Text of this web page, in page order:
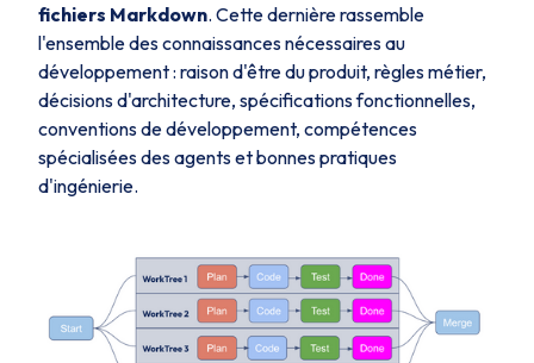
fichiers Markdown. Cette dernière rassemble
l'ensemble des connaissances nécessaires au
développement : raison d'être du produit, règles métier,
décisions d'architecture, spécifications fonctionnelles,
conventions de développement, compétences
spécialisées des agents et bonnes pratiques
d'ingénierie.